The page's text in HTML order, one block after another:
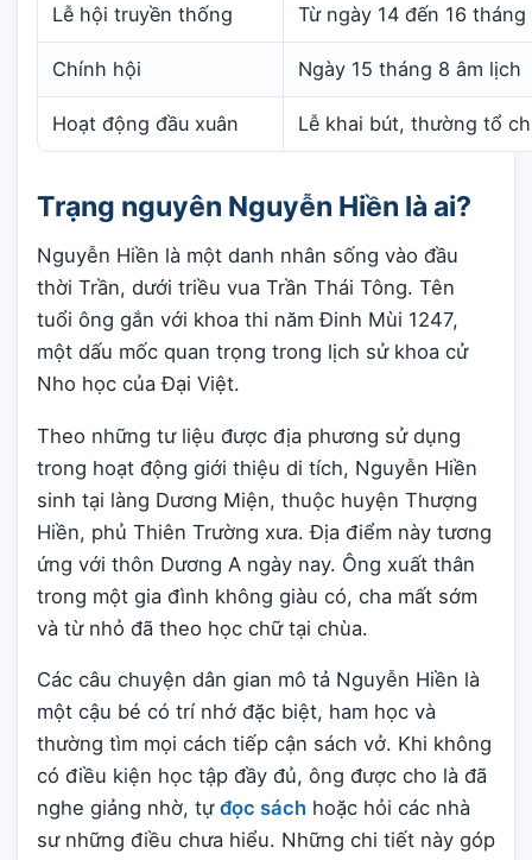
Lễ hội truyền thống Từ ngày 14 đến 16
Chính hội Ngày 15 tháng 8 âm lịch
Hoạt động đầu xuân Lễ khai bút, thường tổ
Trạng nguyên Nguyễn Hiền là ai?
Nguyễn Hiền là một danh nhân sống vào đầu
thời Trần, dưới triều vua Trần Thái Tông. Tên
tuổi ông gắn với khoa thi năm Đinh Mùi 1247,
một dấu mốc quan trọng trong lịch sử khoa cử
Nho học của Đại Việt.
Theo những tư liệu được địa phương sử dụng
trong hoạt động giới thiệu di tích, Nguyễn Hiền
sinh tại làng Dương Miện, thuộc huyện Thượng
Hiền, phủ Thiên Trường xưa. Địa điểm này tương
ứng với thôn Dương A ngày nay. Ông xuất thân
trong một gia đình không giàu có, cha mất sớm
và từ nhỏ đã theo học chữ tại chùa.
Các câu chuyện dân gian mô tả Nguyễn Hiền là
một cậu bé có trí nhớ đặc biệt, ham học và
thường tìm mọi cách tiếp cận sách vở. Khi không
có điều kiện học tập đầy đủ, ông được cho là đã
nghe giảng nhờ, tự đọc sách hoặc hỏi các nhà
sư những điều chưa hiểu. Những chi tiết này góp